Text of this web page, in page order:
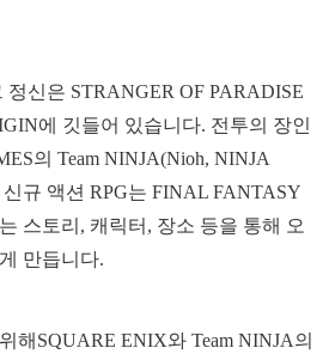
정신은 STRANGER OF PARADISE
에 깃들어 있습니다. 전투의 장인
의 Team NINJA(Nioh, NINJA
규 액션 RPG는 FINAL FANTASY
스토리, 캐릭터, 장소 등을 통해 오
만듭니다.
해SQUARE ENIX와 Team NINJA의